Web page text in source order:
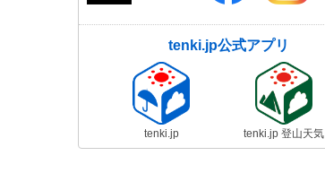
tenki.jp公式アプリ
tenki.jp tenki.jp 登山天気